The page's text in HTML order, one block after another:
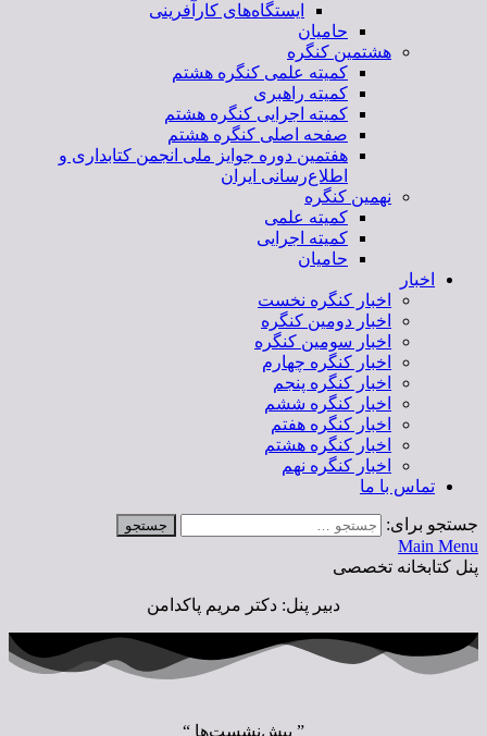
ایستگاه‌های کارآفرینی
حامیان
هشتمین کنگره
کمیته علمی کنگره هشتم
کمیته راهبری
کمیته اجرایی کنگره هشتم
صفحه اصلی کنگره هشتم
هفتمین دوره جوایز ملی انجمن کتابداری و
اطلاع‌رسانی ایران
نهمین کنگره
کمیته علمی
کمیته اجرایی
حامیان
اخبار
اخبار کنگره نخست
اخبار دومین کنگره
اخبار سومین کنگره
اخبار کنگره چهارم
اخبار کنگره پنجم
اخبار کنگره ششم
اخبار کنگره هفتم
اخبار کنگره هشتم
اخبار کنگره نهم
تماس با ما
جستجو برای:
Main Menu
پنل کتابخانه تخصصی
دبیر پنل: دکتر مریم پاکدامن
” پیش‌نشست‌ها “